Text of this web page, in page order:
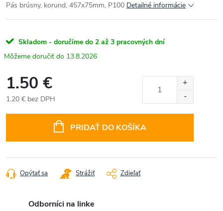
Pás brúsny, korund, 457x75mm, P100 Detailné informácie
Skladom - doručíme do 2 až 3 pracovných dní
13.8.2026
1.50 €
1.20 € bez DPH
PRIDAŤ DO KOŠÍKA
Opýtať sa Strážiť Zdieľať
Odborníci na linke